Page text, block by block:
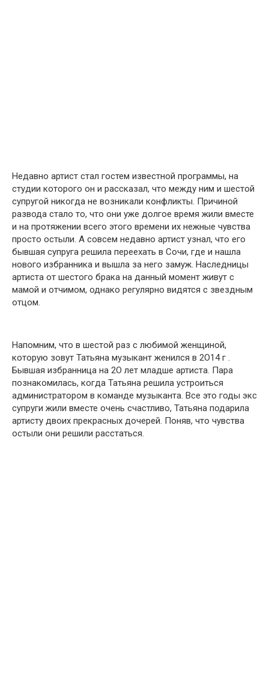
Недавно артист стал гостем известной программы, на
студии которого он и рассказал, что между ним и шестой
супругой никогда не возникали конфликты. Причиной
развода стало то, что они уже долгое время жили вместе
и на протяжении всего этого времени их нежные чувства
просто остыли. А совсем недавно артист узнал, что его
бывшая супруга решила переехать в Сочи, где и нашла
нового избранника и вышла за него замуж. Наследницы
артиста от шестого брака на данный момент живут с
мамой и отчимом, однако регулярно видятся с звездным
отцом.
Напомним, что в шестой раз с любимой женщиной,
которую зовут Татьяна музыкант женился в 2О14 г .
Бывшая избранница на 2О лет младше артиста. Пара
познакомилась, когда Татьяна решила устроиться
администратором в команде музыканта. Все это годы экс
супруги жили вместе очень счастливо, Татьяна подарила
артисту двоих прекрасных дочерей. Поняв, что чувства
остыли они решили расстаться.